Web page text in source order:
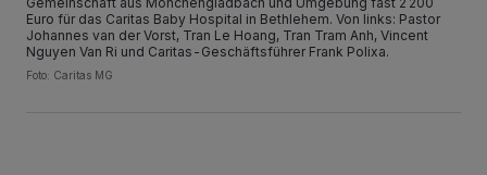
Euro für das Caritas Baby Hospital in Bethlehem. Von links: Pastor
Johannes van der Vorst, Tran Le Hoang, Tran Tram Anh, Vincent
Nguyen Van Ri und Caritas-Geschäftsführer Frank Polixa.
Foto: Caritas MG